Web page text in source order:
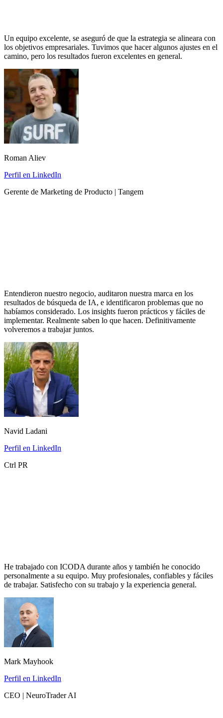
Un equipo excelente, se aseguró de que la estrategia se alineara con
los objetivos empresariales. Tuvimos que hacer algunos ajustes en el
camino, pero los resultados fueron excelentes en general.
Roman Aliev
Perfil en LinkedIn
Gerente de Marketing de Producto | Tangem
Entendieron nuestro negocio, auditaron nuestra marca en los
resultados de búsqueda de IA, e identificaron problemas que no
habíamos considerado. Los insights fueron prácticos y fáciles de
implementar. Realmente saben lo que hacen. Definitivamente
volveremos a trabajar juntos.
Navid Ladani
Perfil en LinkedIn
Ctrl PR
He trabajado con ICODA durante años y también he conocido
personalmente a su equipo. Muy profesionales, confiables y fáciles
de trabajar. Satisfecho con su trabajo y la experiencia general.
Mark Mayhook
Perfil en LinkedIn
CEO | NeuroTrader AI